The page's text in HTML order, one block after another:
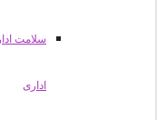
سلامت اداری و